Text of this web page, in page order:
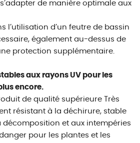
de manière optimale aux
l’utilisation d’un feutre de bassin
également au-dessus de
protection supplémentaire.
aux rayons UV pour les
encore.
de qualité supérieure Très
résistant à la déchirure, stable
décomposition et aux intempéries
pour les plantes et les